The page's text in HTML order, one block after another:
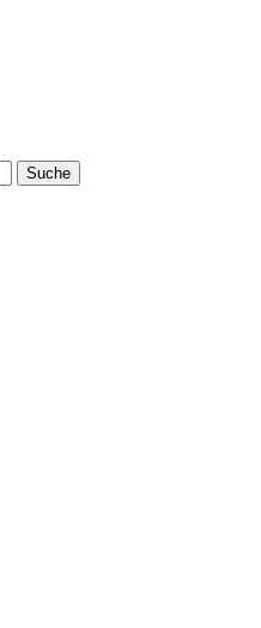
Suche